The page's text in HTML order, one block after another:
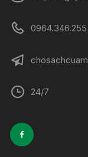
0964.346.255
24/7